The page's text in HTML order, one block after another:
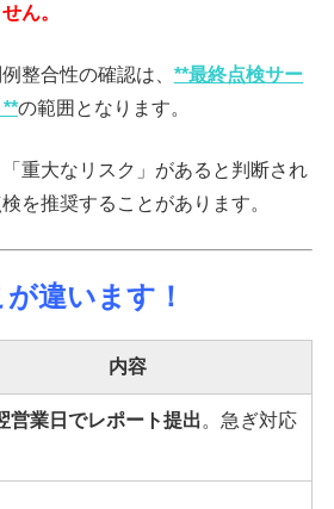
ん。
整合性の確認は、 **最終点検サー
**の範囲となります。
重大なリスク」があると判断され
を推奨することがあります。
違います！
内容
営業日でレポート提出。急ぎ対応